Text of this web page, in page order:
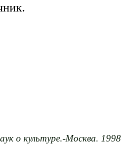
о культуре.-Москва. 1998